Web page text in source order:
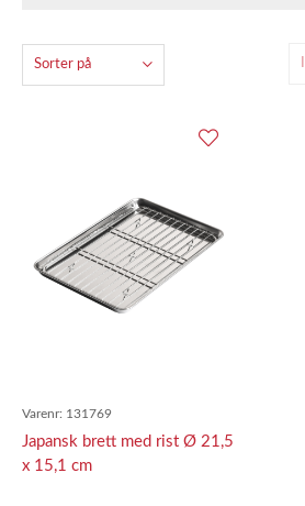
Sorter på
Varenr: 131769
Japansk brett med rist Ø 21,5
x 15,1 cm